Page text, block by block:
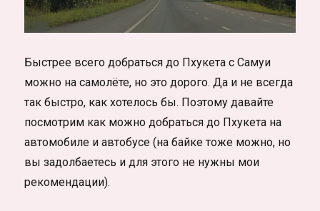
Быстрее всего добраться до Пхукета с Самуи
можно на самолёте, но это дорого. Да и не всегда
так быстро, как хотелось бы. Поэтому давайте
посмотрим как можно добраться до Пхукета на
автомобиле и автобусе (на байке тоже можно, но
вы задолбаетесь и для этого не нужны мои
рекомендации).